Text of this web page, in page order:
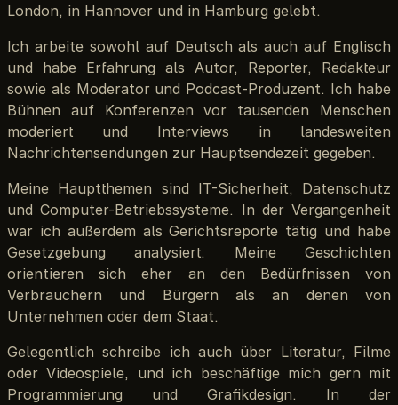
London, in Hannover und in Hamburg gelebt.
Ich arbeite sowohl auf Deutsch als auch auf Englisch
und habe Erfahrung als Autor, Reporter, Redakteur
sowie als Moderator und Podcast-Produzent. Ich habe
Bühnen auf Konferenzen vor tausenden Menschen
moderiert und Interviews in landesweiten
Nachrichtensendungen zur Hauptsendezeit gegeben.
Meine Hauptthemen sind IT-Sicherheit, Datenschutz
und Computer-Betriebssysteme. In der Vergangenheit
war ich außerdem als Gerichtsreporte tätig und habe
Gesetzgebung analysiert. Meine Geschichten
orientieren sich eher an den Bedürfnissen von
Verbrauchern und Bürgern als an denen von
Unternehmen oder dem Staat.
Gelegentlich schreibe ich auch über Literatur, Filme
oder Videospiele, und ich beschäftige mich gern mit
Programmierung und Grafikdesign. In der